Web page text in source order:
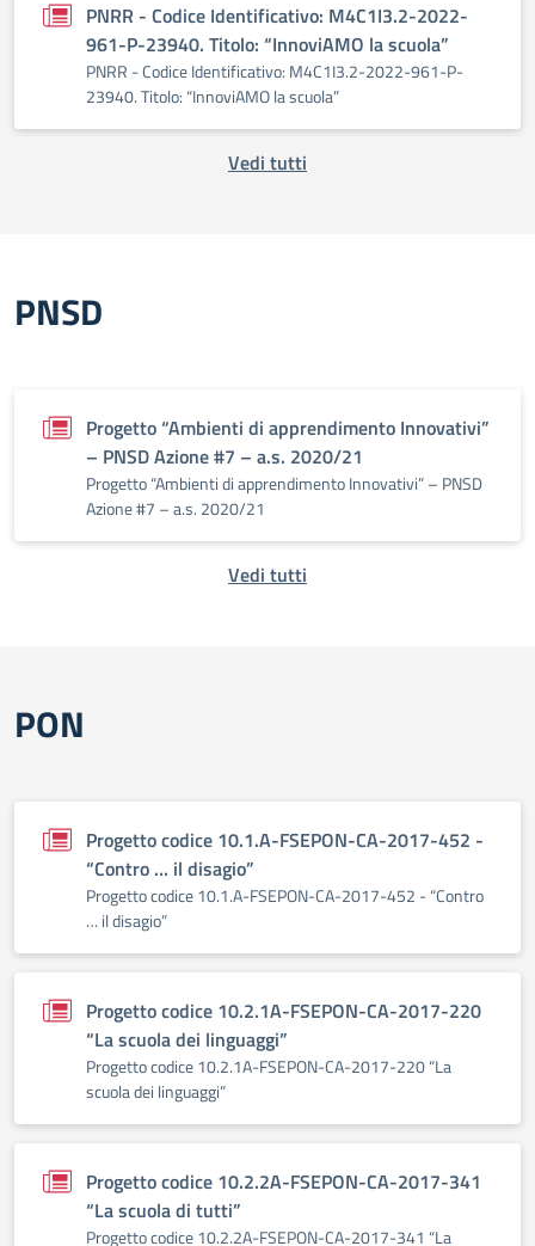
PNRR - Codice Identificativo: M4C1I3.2-2022-
961-P-23940. Titolo: “InnoviAMO la scuola”
PNRR - Codice Identificativo: M4C1I3.2-2022-961-P-
23940. Titolo: “InnoviAMO la scuola”
Vedi tutti
PNSD
Progetto “Ambienti di apprendimento Innovativi”
– PNSD Azione #7 – a.s. 2020/21
Progetto “Ambienti di apprendimento Innovativi” – PNSD
Azione #7 – a.s. 2020/21
Vedi tutti
PON
Progetto codice 10.1.A-FSEPON-CA-2017-452 -
“Contro … il disagio”
Progetto codice 10.1.A-FSEPON-CA-2017-452 - “Contro
… il disagio”
Progetto codice 10.2.1A-FSEPON-CA-2017-220
“La scuola dei linguaggi”
Progetto codice 10.2.1A-FSEPON-CA-2017-220 “La
scuola dei linguaggi”
Progetto codice 10.2.2A-FSEPON-CA-2017-341
“La scuola di tutti”
Progetto codice 10.2.2A-FSEPON-CA-2017-341 “La